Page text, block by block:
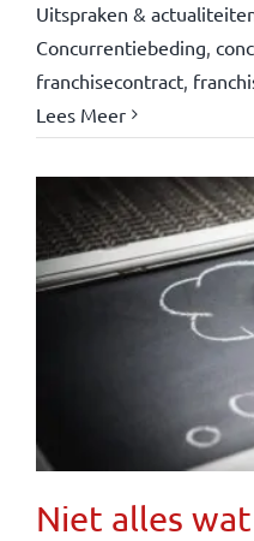
Uitspraken &
Concurrentiebeding
franchisecontract,
Lees Meer
Niet alles